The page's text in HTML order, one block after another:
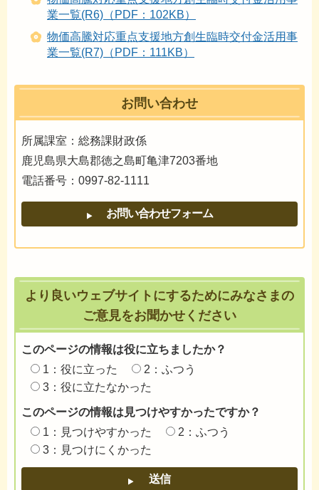
業一覧(R6)（PDF：102KB）
物価高騰対応重点支援地方創生臨時交付金活用事
業一覧(R7)（PDF：111KB）
お問い合わせ
所属課室：総務課財政係
鹿児島県大島郡徳之島町亀津7203番地
電話番号：0997-82-1111
より良いウェブサイトにするためにみなさまの
ご意見をお聞かせください
このページの情報は役に立ちましたか？
1：役に立った
2：ふつう
3：役に立たなかった
このページの情報は見つけやすかったですか？
1：見つけやすかった
2：ふつう
3：見つけにくかった